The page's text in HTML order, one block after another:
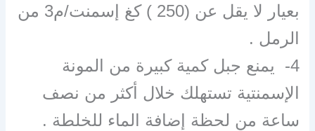
بعيار لا يقل عن (250 ) كغ إسمنت/م3 من
الرمل .
4- يمنع جبل كمية كبيرة من المونة
الإسمنتية تستهلك خلال أكثر من نصف
ساعة من لحظة إضافة الماء للخلطة .